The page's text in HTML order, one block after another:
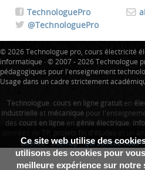
TechnologuePro
@TechnologuePro
© 2026 Technologue pro, cours électricité
informatique · © 2007 - 2026 Technologue
pédagogiques pour l'enseignement
Usage dans un cadre strictement
Technologue: cours en ligne gratuiten
industrielleet mécaniquepour
des cours en ligneen génie électrique,
Licence- Sitemap-Qui somme nous ?
Ce site web utilise des
utilisons des cookies pour
meilleure expérience sur notre